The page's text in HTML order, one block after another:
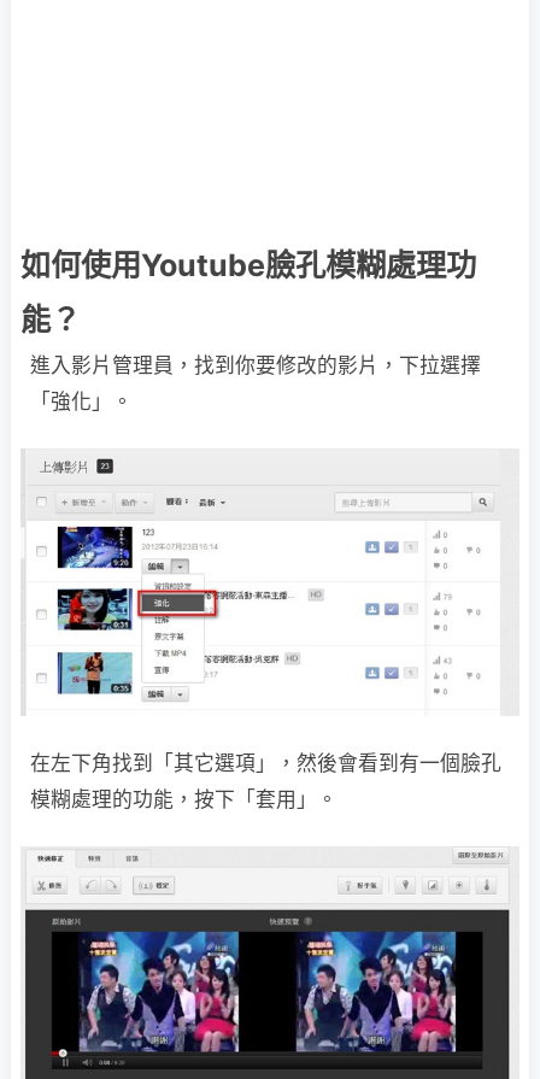
如何使用Youtube臉孔模糊處理功
能？
進入影片管理員，找到你要修改的影片，下拉選擇
「強化」。
在左下角找到「其它選項」，然後會看到有一個臉孔
模糊處理的功能，按下「套用」。